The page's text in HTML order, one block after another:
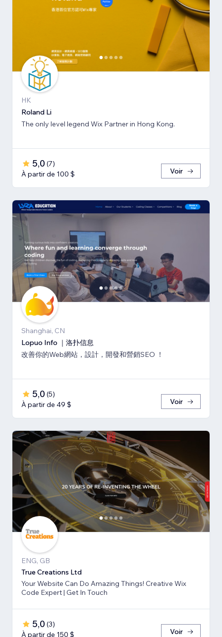
HK
Roland Li
The only level legend Wix Partner in Hong Kong.
5,0 (7)
À partir de 100 $
Voir
Shanghai, CN
Lopuo Info ｜洛扑信息
改善你的Web網站，設計，開發和營銷SEO ！
5,0 (5)
À partir de 49 $
Voir
ENG, GB
True Creations Ltd
Your Website Can Do Amazing Things! Creative Wix
Code Expert | Get In Touch
5,0 (3)
À partir de 150 $
Voir